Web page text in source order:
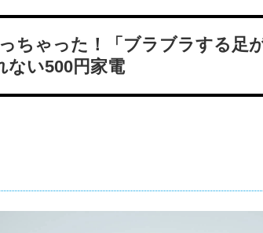
ちゃった！「ブラブラする足
ない500円家電